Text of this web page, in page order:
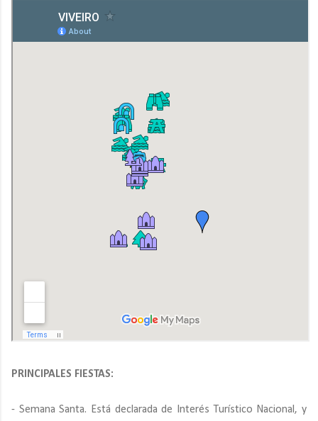
PRINCIPALES FIESTAS:
- Semana Santa. Está declarada de Interés Turístico Nacional, y